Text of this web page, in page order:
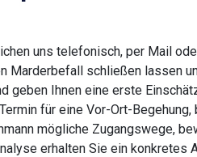
uns telefonisch, per Mail
Marderbefall schließen lassen
geben Ihnen eine erste
für eine Vor-Ort-Begehung,
mögliche Zugangswege,
erhalten Sie ein konkretes